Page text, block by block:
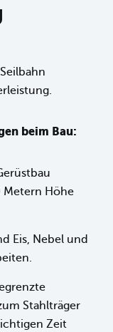
beim Bau:
Metern Höhe
Eis, Nebel und
Stahlträger
Zeit